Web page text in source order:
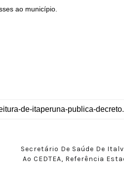
ao município.
Secretário De Saúde De
Ao CEDTEA, Referência